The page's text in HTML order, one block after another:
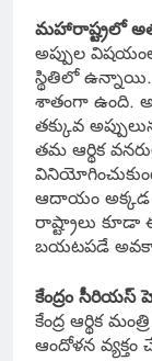
మహారాష్ట్రలో
అప్పుల
స్థితిలో ఉన్నాయి.
శాతంగా ఉంది.
తక్కువ
తమ ఆర్థిక
ఆదాయం అక్కడ
రాష్ట్రాలు కూడా
బయటపడే
కేంద్రం సీరియస్
కేంద్ర ఆర్థిక
ఆందోళన